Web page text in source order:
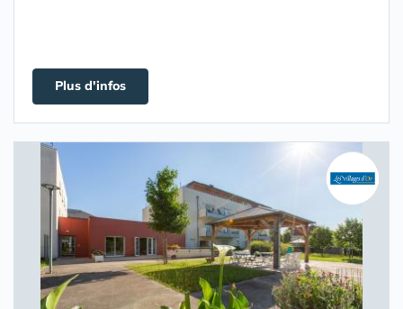
Plus d'infos